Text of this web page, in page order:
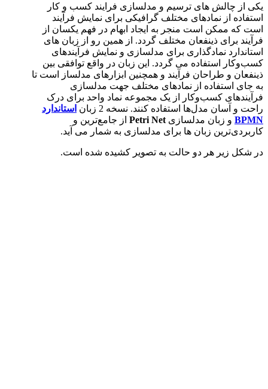
یکی از چالش های ترسیم و مدلسازی فرایند کسب و کار
استفاده از نمادهای مختلف گرافیکی برای نمایش فرآیند
است که ممکن است منجر به ایجاد ابهام در فهم یکسان از
فرآیند برای ذینفعان مختلف گردد. از همین رو از زبان های
استاندارد نمادگذاری برای مدلسازی و نمایش فرآیندهای
کسب‌وکار استفاده می گردد. این زبان در واقع توافقی بین
ذینفعان و طراحان فرآیند و همچنین ابزارهای مدلساز است تا
به جای استفاده از نمادهای مختلف جهت مدلسازی
فرآیندهای کسب‌وکار از یک مجموعه نماد واحد برای درک
راحت‌ و آسان‌ مدل‌ها استفاده کنند. نسخه 2 زبان
استاندارد
BPMN و زبان مدلسازی Petri Net از جامع‌ترین و
کاربردی‌ترین زبان ها برای مدلسازی به شمار می آید.
در شکل زیر هر دو حالت به تصویر کشیده شده است.